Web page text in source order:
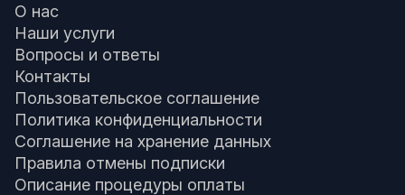
О нас
Наши услуги
Вопросы и ответы
Контакты
Пользовательское соглашение
Политика конфиденциальности
Соглашение на хранение данных
Правила отмены подписки
Описание процедуры оплаты